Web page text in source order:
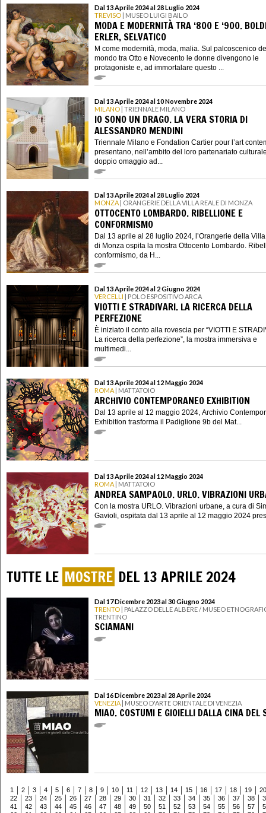
Dal 13 Aprile 2024 al 28 Luglio 2024
TREVISO | MUSEO LUIGI BAILO
MODA E MODERNITÀ TRA ‘800 E ‘900.
ERLER, SELVATICO
M come modernità, moda, malia. Sul palcoscenico
mondo tra Otto e Novecento le donne divengono le
protagoniste e, ad immortalare questo ...
Dal 13 Aprile 2024 al 10 Novembre 2024
MILANO | TRIENNALE MILANO
IO SONO UN DRAGO. LA VERA STORIA DI
ALESSANDRO MENDINI
Triennale Milano e Fondation Cartier pour l’art
presentano, nell’ambito del loro partenariato
doppio omaggio ad...
Dal 13 Aprile 2024 al 28 Luglio 2024
MONZA | ORANGERIE DELLA VILLA REALE DI MONZA
OTTOCENTO LOMBARDO. RIBELLIONE E
CONFORMISMO
Dal 13 aprile al 28 luglio 2024, l’Orangerie della
di Monza ospita la mostra Ottocento Lombardo.
conformismo, da H...
Dal 13 Aprile 2024 al 2 Giugno 2024
VERCELLI | POLO ESPOSITIVO ARCA
VIOTTI E STRADIVARI. LA RICERCA DELLA
PERFEZIONE
È iniziato il conto alla rovescia per “VIOTTI E
La ricerca della perfezione”, la mostra immersiva e
multimedi...
Dal 13 Aprile 2024 al 12 Maggio 2024
ROMA | MATTATOIO
ARCHIVIO CONTEMPORANEO EXHIBITION
Dal 13 aprile al 12 maggio 2024, Archivio
Exhibition trasforma il Padiglione 9b del Mat...
Dal 13 Aprile 2024 al 12 Maggio 2024
ROMA | MATTATOIO
ANDREA SAMPAOLO. URLO. VIBRAZIONI
Con la mostra URLO. Vibrazioni urbane, a cura di
Gavioli, ospitata dal 13 aprile al 12 maggio 2024
TUTTE LE MOSTRE DEL 13 APRILE 2024
Dal 17 Dicembre 2023 al 30 Giugno 2024
TRENTO | PALAZZO DELLE ALBERE / MUSEO
TRENTINO
SCIAMANI
Dal 16 Dicembre 2023 al 28 Aprile 2024
VENEZIA | MUSEO D'ARTE ORIENTALE DI VENEZIA
MIAO. COSTUMI E GIOIELLI DALLA CINA DEL
1 2 3 4 5 6 7 8 9 10 11 12 13 14 15 16 17 18 19
20
22
23 24 25 26 27 28 29 30 31 32 33 34 35 36 37 38
41
42 43 44 45 46 47 48 49 50 51 52 53 54 55 56 57